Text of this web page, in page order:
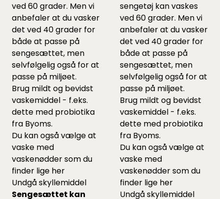
ved 60 grader. Men vi
anbefaler at du vasker
det ved 40 grader for
både at passe på
sengesættet, men
selvfølgelig også for at
passe på miljøet.
Brug mildt og bevidst
vaskemiddel - f.eks.
dette med probiotika
fra Byoms.
Du kan også vælge at
vaske med
vaskenødder som du
finder lige her
Undgå skyllemiddel
Sengesættet kan
sengetøj kan vaskes
ved 60 grader. Men vi
anbefaler at du vasker
det ved 40 grader for
både at passe på
sengesættet, men
selvfølgelig også for at
passe på miljøet.
Brug mildt og bevidst
vaskemiddel - f.eks.
dette med probiotika
fra Byoms.
Du kan også vælge at
vaske med
vaskenødder som du
finder lige her
Undgå skyllemiddel